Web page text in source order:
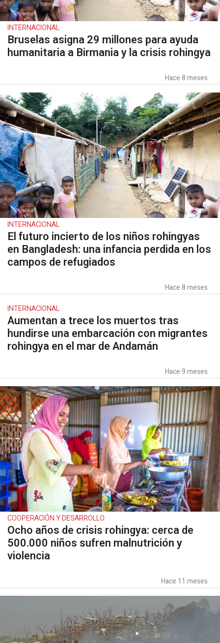
INTERNACIONAL
Bruselas asigna 29 millones para ayuda
humanitaria a Birmania y la crisis rohingya
Hace 8 meses
INTERNACIONAL
El futuro incierto de los niños rohingyas
en Bangladesh: una infancia perdida en los
campos de refugiados
Hace 8 meses
INTERNACIONAL
Aumentan a trece los muertos tras
hundirse una embarcación con migrantes
rohingya en el mar de Andamán
Hace 9 meses
COOPERACIÓN Y DESARROLLO
Ocho años de crisis rohingya: cerca de
500.000 niños sufren malnutrición y
violencia
Hace 11 meses